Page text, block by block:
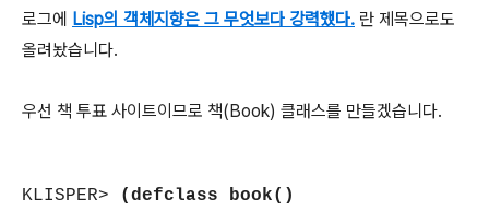
로그에 Lisp의 객체지향은 그 무엇보다 강력했다. 란 제목으로도
올려놨습니다.
우선 책 투표 사이트이므로 책(Book) 클래스를 만들겠습니다.
KLISPER>
(defclass book()